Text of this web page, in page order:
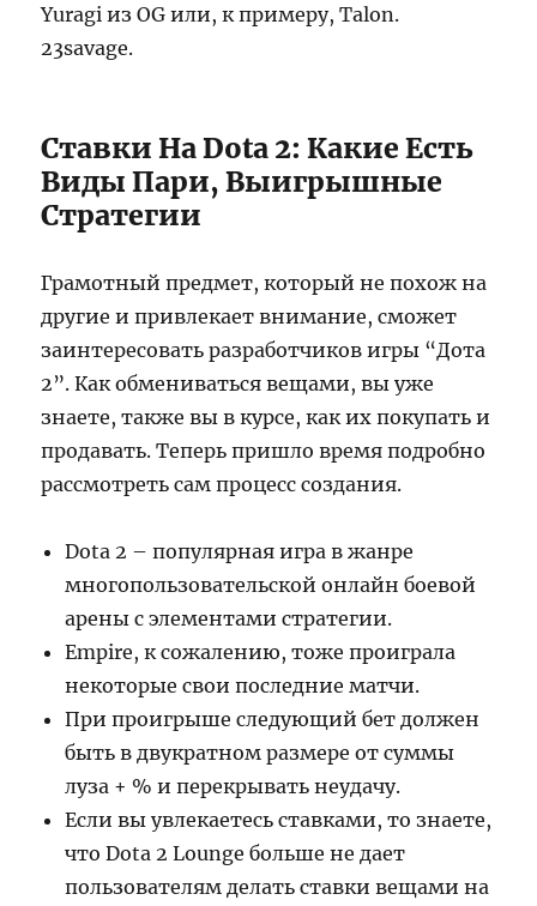
Yuragi из OG или, к примеру, Talon.
23savage.
Ставки На Dota 2: Какие Есть
Виды Пари, Выигрышные
Стратегии
Грамотный предмет, который не похож на
другие и привлекает внимание, сможет
заинтересовать разработчиков игры “Дота
2”. Как обмениваться вещами, вы уже
знаете, также вы в курсе, как их покупать и
продавать. Теперь пришло время подробно
рассмотреть сам процесс создания.
Dota 2 – популярная игра в жанре
многопользовательской онлайн боевой
арены с элементами стратегии.
Empire, к сожалению, тоже проиграла
некоторые свои последние матчи.
При проигрыше следующий бет должен
быть в двукратном размере от суммы
луза + % и перекрывать неудачу.
Если вы увлекаетесь ставками, то знаете,
что Dota 2 Lounge больше не дает
пользователям делать ставки вещами на